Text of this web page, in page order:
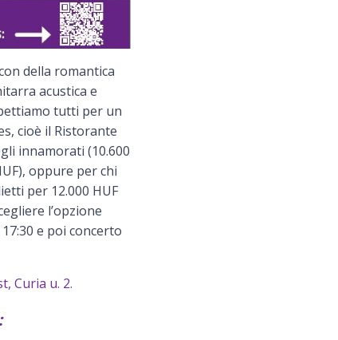
della romantica
acustica e
tutti per un
cioè il Ristorante
innamorati (10.600
oppure per chi
per 12.000 HUF
l’opzione
e poi concerto
Curia u. 2.